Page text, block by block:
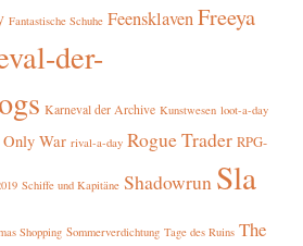
Fantastische Schuhe FeensklavenFreeya
der-
Karneval der Archive Kunstwesen loot-a-day
Only War rival-a-day Rogue Trader RPG-
Schiffe und Kapitäne Shadowrun Sla
Shopping Sommerverdichtung Tage des Ruins The